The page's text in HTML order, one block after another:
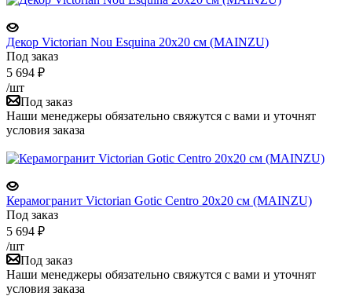
Декор Victorian Nou Esquina 20x20 см (MAINZU)
Под заказ
5 694 ₽
/шт
Под заказ
Наши менеджеры обязательно свяжутся с вами и уточнят
условия заказа
Керамогранит Victorian Gotic Centro 20x20 см (MAINZU)
Под заказ
5 694 ₽
/шт
Под заказ
Наши менеджеры обязательно свяжутся с вами и уточнят
условия заказа